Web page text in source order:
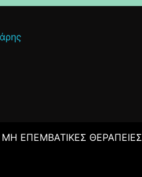
ΜΗ ΕΠΕΜΒΑΤΙΚΈΣ ΘΕΡΑΠΕΊΕΣ